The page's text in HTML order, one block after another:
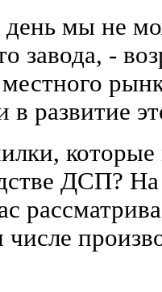
мы не
завода, -
в развитие
ДСП?